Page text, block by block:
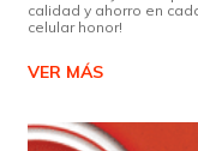
calidad y ahorro en
celular honor!
VER MÁS